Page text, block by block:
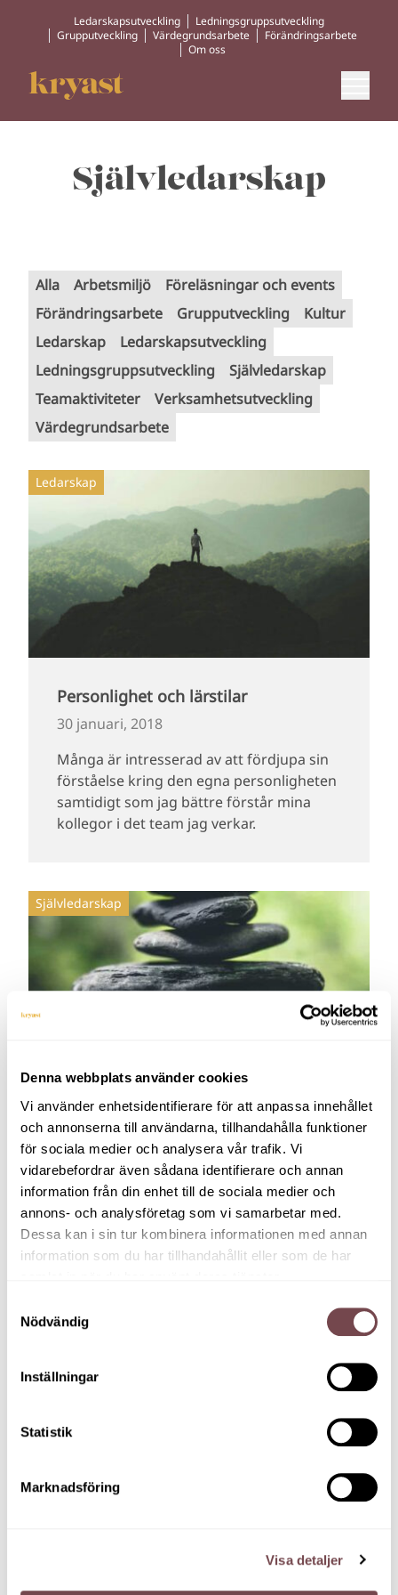
Denna webbplats använder cookies
Vi använder enhetsidentifierare för att anpassa innehållet
och annonserna till användarna, tillhandahålla funktioner
för sociala medier och analysera vår trafik. Vi
vidarebefordrar även sådana identifierare och annan
information från din enhet till de sociala medier och
annons- och analysföretag som vi samarbetar med.
Dessa kan i sin tur kombinera informationen med annan
information som du har tillhandahållit eller som de har
Nödvändig
Inställningar
Statistik
Marknadsföring
Visa detaljer
Ledarskapsutveckling
Ledningsgruppsutveckling
Grupputveckling
Värdegrundsarbete
Förändringsarbete
Om oss
Självledarskap
Alla Arbetsmiljö
Föreläsningar och events
Förändringsarbete
Grupputveckling
Kultur
Ledarskap
Ledarskapsutveckling
Ledningsgruppsutveckling
Självledarskap
Teamaktiviteter
Verksamhetsutveckling
Värdegrundsarbete
Ledarskap
Personlighet och lärstilar
30 januari, 2018
Många är intresserad av att fördjupa sin
förståelse kring den egna personligheten
samtidigt som jag bättre förstår mina
kollegor i det team jag verkar.
Självledarskap
Lära känna varandra bättre
16 januari, 2018
Då var vi tillbaka efter julledigheten med
utvecklande inlägg för dig som ledare och
chef.